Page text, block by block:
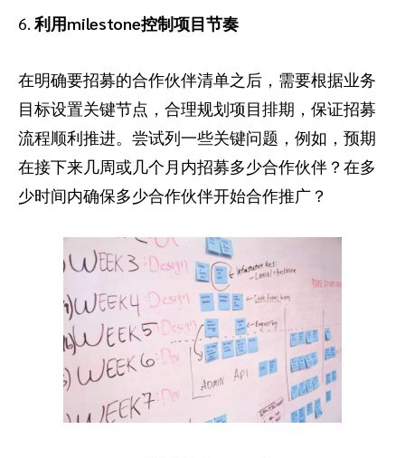
6.利用milestone控制项目节奏
在明确要招募的合作伙伴清单之后，需要根据业务
目标设置关键节点，合理规划项目排期，保证招募
流程顺利推进。尝试列一些关键问题，例如，预期
在接下来几周或几个月内招募多少合作伙伴？在多
少时间内确保多少合作伙伴开始合作推广？